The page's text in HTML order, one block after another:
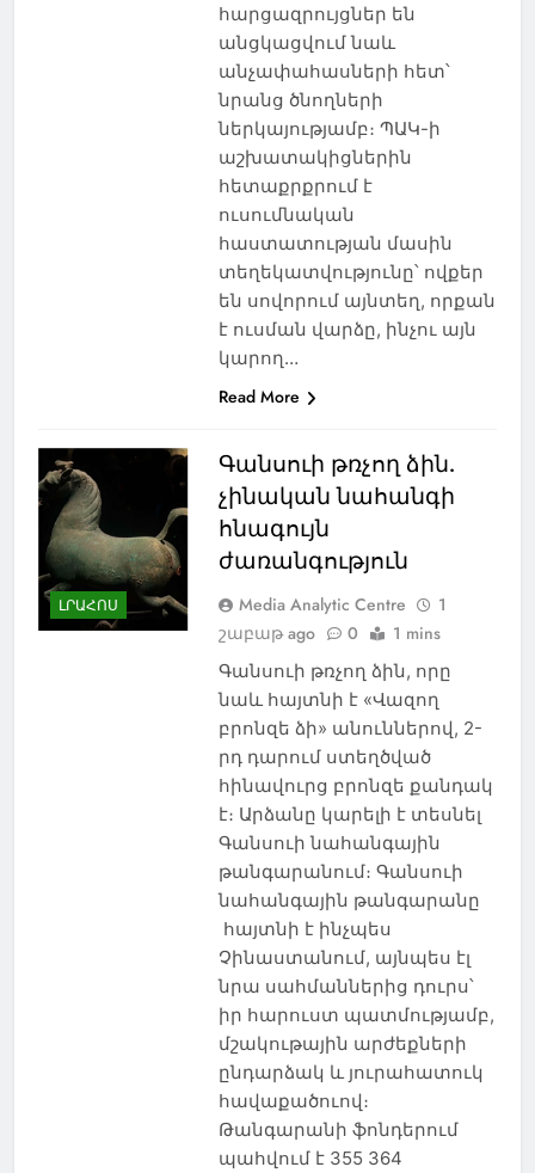
հարցազրույցներ են
անցկացվում նաև
անչափահասների հետ՝
նրանց ծնողների
ներկայությամբ։ ՊԱԿ-ի
աշխատակիցներին
հետաքրքրում է
ուսումնական
հաստատության մասին
տեղեկատվությունը՝ ովքեր
են սովորում այնտեղ, որքան
է ուսման վարձը, ինչու այն
կարող…
Read More
ԼՐԱՀՈՍ
Գանսուի թռչող ձին.
չինական նահանգի
հնագույն
ժառանգություն
Media Analytic Centre
1
շաբաթ ago
0 1 mins
Գանսուի թռչող ձին, որը
նաև հայտնի է «Վազող
բրոնզե ձի» անուններով, 2-
րդ դարում ստեղծված
հինավուրց բրոնզե քանդակ
է։ Արձանը կարելի է տեսնել
Գանսուի նահանգային
թանգարանում։ Գանսուի
նահանգային թանգարանը
հայտնի է ինչպես
Չինաստանում, այնպես էլ
նրա սահմաններից դուրս՝
իր հարուստ պատմությամբ,
մշակութային արժեքների
ընդարձակ և յուրահատուկ
հավաքածուով։
Թանգարանի ֆոնդերում
պահվում է 355 364